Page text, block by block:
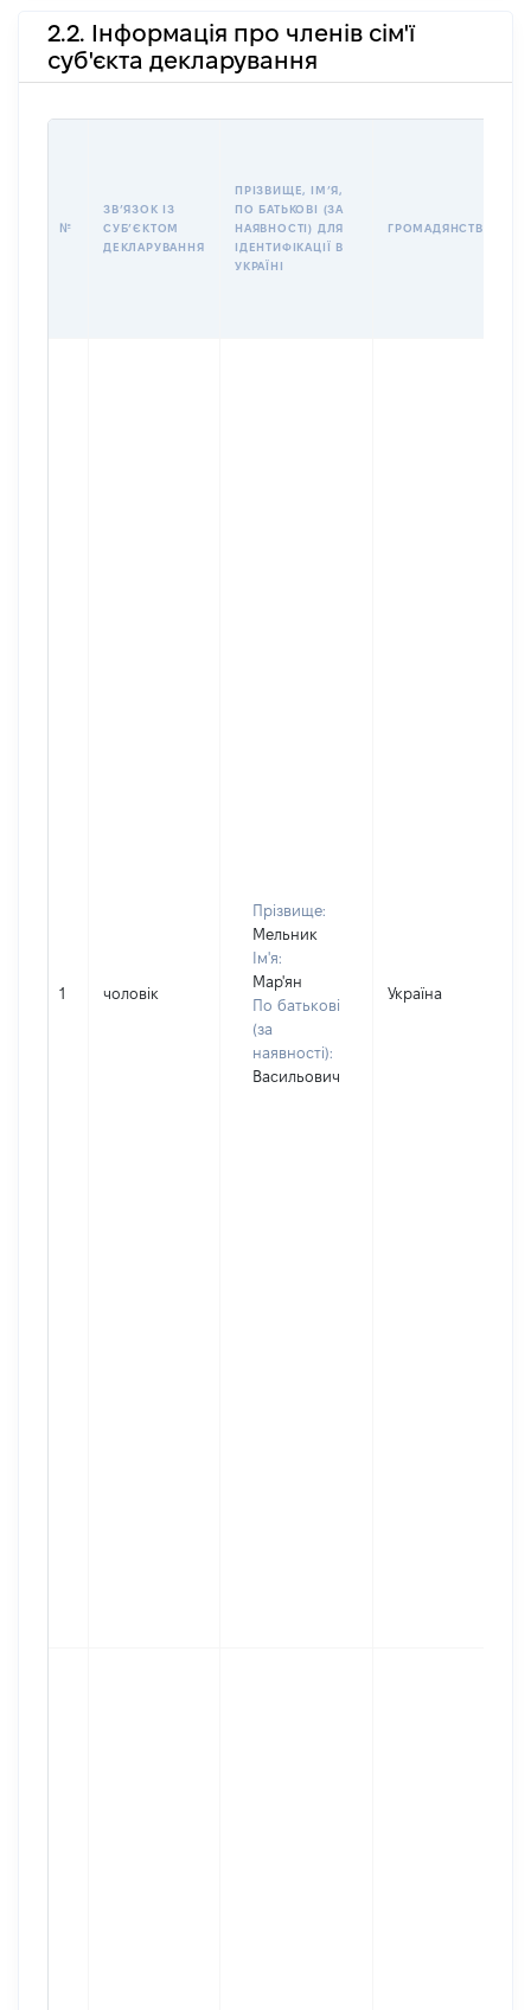
2.2. Інформація про членів сім'ї
суб'єкта декларування
№
ЗВʼЯЗОК ІЗ
СУБʼЄКТОМ
ДЕКЛАРУВАННЯ
ПРІЗВИЩЕ, ІМʼЯ,
ПО БАТЬКОВІ (ЗА
НАЯВНОСТІ) ДЛЯ
ІДЕНТИФІКАЦІЇ В
УКРАЇНІ
ГРОМАДЯНСТВО
1 чоловік
Прізвище:
Мельник
Ім'я:
Мар'ян
По батькові
(за
наявності):
Васильович
Україна